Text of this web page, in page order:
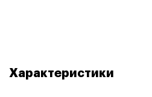
Характеристики